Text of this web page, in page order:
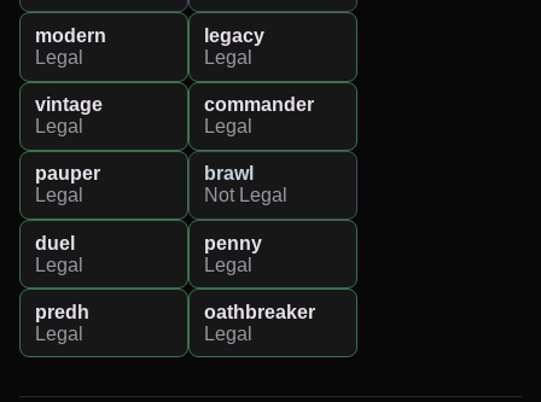
modern
Legal
legacy
Legal
vintage
Legal
commander
Legal
pauper
Legal
brawl
Not Legal
duel
Legal
penny
Legal
predh
Legal
oathbreaker
Legal